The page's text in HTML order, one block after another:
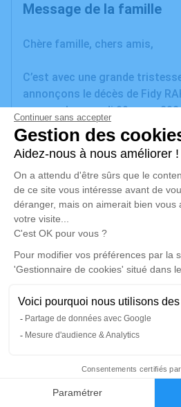
Faire-part
Message de la famille
Chère famille, chers amis,
C’est avec une grande
annonçons le décès de Fidy
survenu le samedi 09 mars
Nous vous invitons à utiliser
laisser vos condoléances,
souvenirs, une anecdote ou
travers des poèmes ou des
un lieu d'expression dédié à
Fidy RAKOTOASITERA.
Un service de plantation
disponible ici.
Cérémonie religieuse
vendredi 15 mars 2024 à